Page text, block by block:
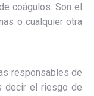
coágulos. Son el
o cualquier otra
responsables de
decir el riesgo de